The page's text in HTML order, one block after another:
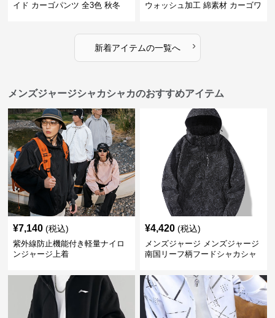
イド カーゴパンツ 全3色 秋冬
ウォッシュ加工 綿素材 カーゴワ
新着アイテムの一覧へ ›
メンズジャージシャカシャカのおすすめアイテム
¥7,140 (税込)
紫外線防止機能付き軽量ナイロ
ンジャージ上着
¥4,420 (税込)
メンズジャージ メンズジャージ
南国リーフ柄フードシャカシャ